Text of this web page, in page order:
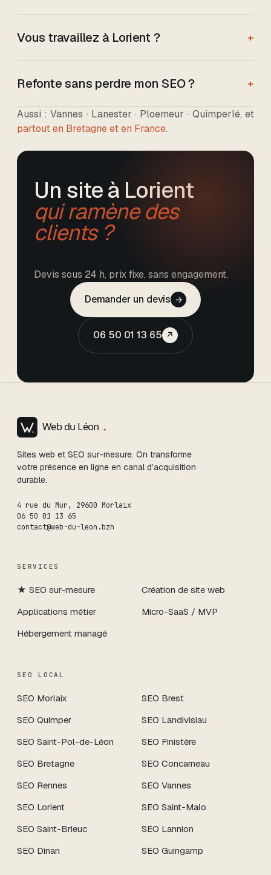
Vous travaillez à Lorient ? +
Refonte sans perdre mon SEO ? +
Aussi :Vannes · Lanester · Ploemeur · Quimperlé, et
partout en Bretagne et en France.
Un siteà Lorient
qui ramène des
clients ?
Devis sous 24 h, prix fixe, sans engagement.
Demander un devis →
06 50 01 13 65 ↗
Sites web et SEO sur-mesure. On transforme
votre présence en ligne en canal d’acquisition
durable.
4 rue du Mur, 29600 Morlaix
06 50 01 13 65
contact@web-du-leon.bzh
SERVICES
★ SEO sur-mesure
Création de site web
Applications métier
Micro-SaaS / MVP
Hébergement managé
SEO LOCAL
SEO Morlaix SEO Brest
SEO Quimper SEO Landivisiau
SEO Saint-Pol-de-Léon SEO Finistère
SEO Bretagne SEO Concarneau
SEO Rennes SEO Vannes
SEO Lorient SEO Saint-Malo
SEO Saint-Brieuc SEO Lannion
SEO Dinan SEO Guingamp